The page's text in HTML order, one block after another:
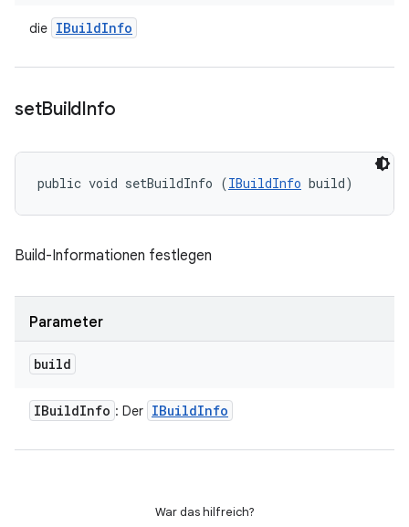
die IBuildInfo
setBuildInfo
public void setBuildInfo (IBuildInfo build)
Build-Informationen festlegen
Parameter
build
IBuildInfo : Der IBuildInfo
War das hilfreich?